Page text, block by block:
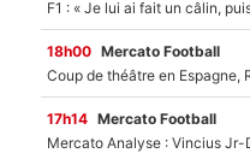
18h00 Mercato Football
17h14 Mercato Football